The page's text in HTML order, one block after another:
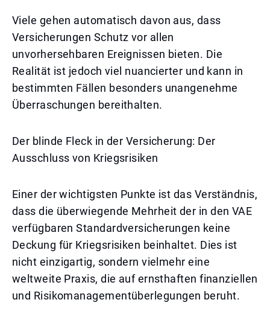
Viele gehen automatisch davon aus, dass
Versicherungen Schutz vor allen
unvorhersehbaren Ereignissen bieten. Die
Realität ist jedoch viel nuancierter und kann in
bestimmten Fällen besonders unangenehme
Überraschungen bereithalten.
Der blinde Fleck in der Versicherung: Der
Ausschluss von Kriegsrisiken
Einer der wichtigsten Punkte ist das Verständnis,
dass die überwiegende Mehrheit der in den VAE
verfügbaren Standardversicherungen keine
Deckung für Kriegsrisiken beinhaltet. Dies ist
nicht einzigartig, sondern vielmehr eine
weltweite Praxis, die auf ernsthaften finanziellen
und Risikomanagementüberlegungen beruht.